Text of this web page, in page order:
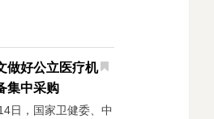
做好公立医疗机
集中采购
日，国家卫健委、中